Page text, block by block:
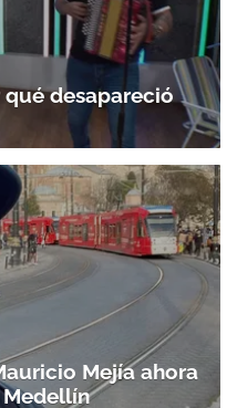
desapareció
Mejía ahora